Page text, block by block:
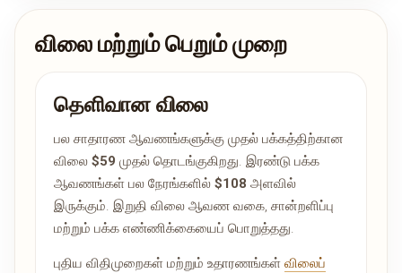
விலை மற்றும் பெறும் முறை
தெளிவான விலை
பல சாதாரண ஆவணங்களுக்கு முதல் பக்கத்திற்கான
விலை $59 முதல் தொடங்குகிறது. இரண்டு பக்க
ஆவணங்கள் பல நேரங்களில் $108 அளவில்
இருக்கும். இறுதி விலை ஆவண வகை, சான்றளிப்பு
மற்றும் பக்க எண்ணிக்கையைப் பொறுத்தது.
புதிய விதிமுறைகள் மற்றும் உதாரணங்கள் விலைப்